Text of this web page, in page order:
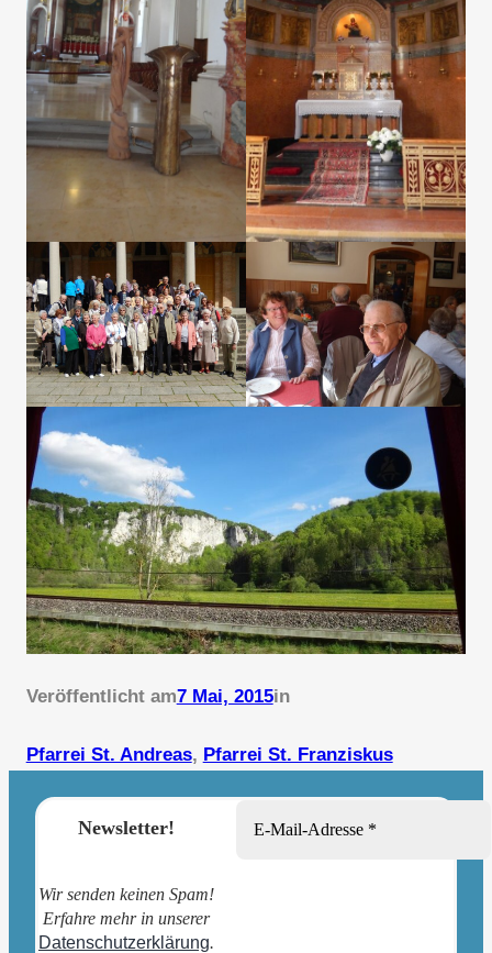
Veröffentlicht am7 Mai, 2015in
Pfarrei St. Andreas, Pfarrei St. Franziskus
Newsletter!
Wir senden keinen Spam!
Erfahre mehr in unserer
Datenschutzerklärung.